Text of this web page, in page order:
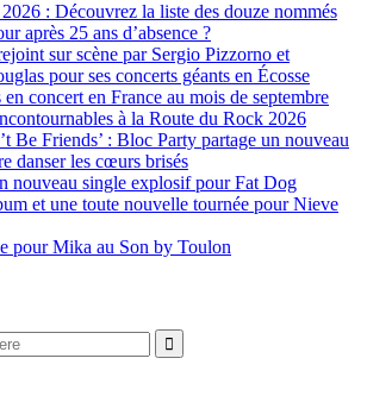
: Découvrez la liste des douze nommés
après 25 ans d’absence ?
sur scène par Sergio Pizzorno et
pour ses concerts géants en Écosse
concert en France au mois de septembre
à la Route du Rock 2026
Be Friends’ : Bloc Party partage un nouveau
danser les cœurs brisés
nouveau single explosif pour Fat Dog
et une toute nouvelle tournée pour Nieve
pour Mika au Son by Toulon